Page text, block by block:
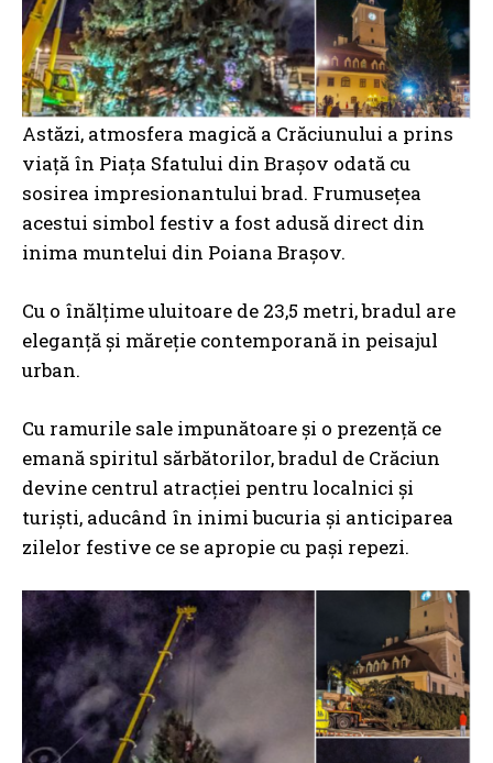
Astăzi, atmosfera magică a Crăciunului a prins
viață în Piața Sfatului din Brașov odată cu
sosirea impresionantului brad. Frumusețea
acestui simbol festiv a fost adusă direct din
inima muntelui din Poiana Brașov.
Cu o înălțime uluitoare de 23,5 metri, bradul are
eleganță și măreție contemporană in peisajul
urban.
Cu ramurile sale impunătoare și o prezență ce
emană spiritul sărbătorilor, bradul de Crăciun
devine centrul atracției pentru localnici și
turiști, aducând în inimi bucuria și anticiparea
zilelor festive ce se apropie cu pași repezi.